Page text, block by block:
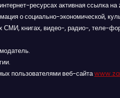
ресурсах активная ссылка
о социально-экономической,
книгах, видео-, радио-, теле-
пользователями веб-сайта